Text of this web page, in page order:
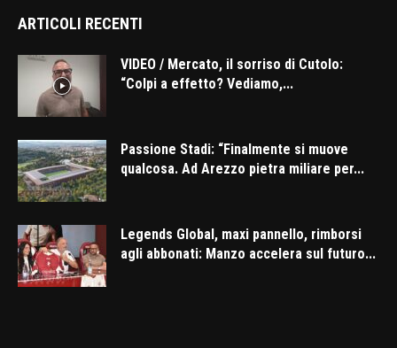
ARTICOLI RECENTI
VIDEO / Mercato, il sorriso di Cutolo:
“Colpi a effetto? Vediamo,...
Passione Stadi: “Finalmente si muove
qualcosa. Ad Arezzo pietra miliare per...
Legends Global, maxi pannello, rimborsi
agli abbonati: Manzo accelera sul futuro...